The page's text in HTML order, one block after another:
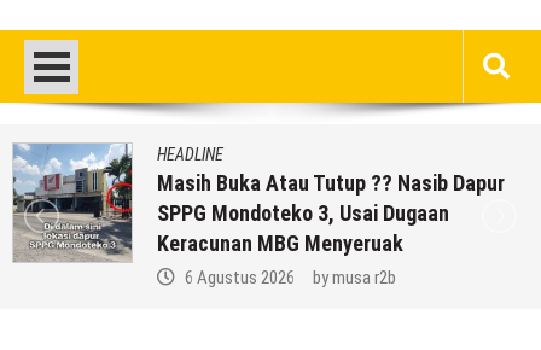
HEADLINE
Masih Buka Atau Tutup ?? Nasib Dapur
SPPG Mondoteko 3, Usai Dugaan
Keracunan MBG Menyeruak
6 Agustus 2026 bymusa r2b